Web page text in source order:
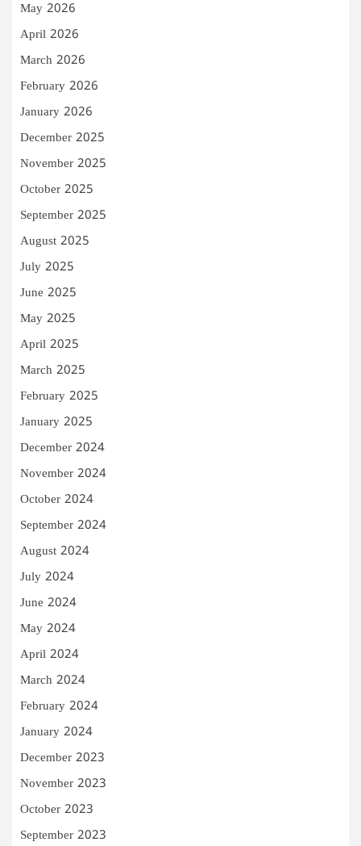
May 2026
April 2026
March 2026
February 2026
January 2026
December 2025
November 2025
October 2025
September 2025
August 2025
July 2025
June 2025
May 2025
April 2025
March 2025
February 2025
January 2025
December 2024
November 2024
October 2024
September 2024
August 2024
July 2024
June 2024
May 2024
April 2024
March 2024
February 2024
January 2024
December 2023
November 2023
October 2023
September 2023